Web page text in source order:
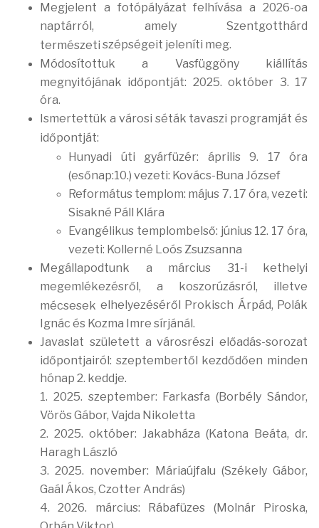
Megjelent a fotópályázat felhívása a 2026-oa
naptárról, amely Szentgotthárd
természeti szépségeit jeleníti meg.
Módosítottuk a Vasfüggöny kiállítás
megnyitójának időpontját: 2025. október 3. 17
óra.
Ismertettük a városi séták tavaszi programját és
időpontját:
Hunyadi úti gyárfüzér: április 9. 17 óra
(esőnap:10.) vezeti: Kovács-Buna József
Református templom: május 7. 17 óra, vezeti:
Sisakné Páll Klára
Evangélikus templombelső: június 12. 17 óra,
vezeti: Kollerné Loós Zsuzsanna
Megállapodtunk a március 31-i kethelyi
megemlékezésről, a koszorúzásról, illetve
mécsesek elhelyezéséről Prokisch Árpád, Polák
Ignác és Kozma Imre sírjánál.
Javaslat született a városrészi előadás-sorozat
időpontjairól: szeptembertől kezdődően minden
hónap 2. keddje.
1. 2025. szeptember: Farkasfa (Borbély Sándor,
Vörös Gábor, Vajda Nikoletta
2. 2025. október: Jakabháza (Katona Beáta, dr.
Haragh László
3. 2025. november: Máriaújfalu (Székely Gábor,
Gaál Ákos, Czotter András)
4. 2026. március: Rábafüzes (Molnár Piroska,